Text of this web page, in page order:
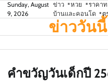
Skip
to
Sunday, August
9, 2026
ข่าว หวย ราคา
บ้านและคอนโด
ต
ข่าววัน
คำขวัญวันเด็กปี